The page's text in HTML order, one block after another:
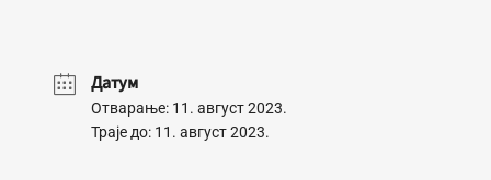
Датум
Отварање: 11. август 2023.
Траје до: 11. август 2023.